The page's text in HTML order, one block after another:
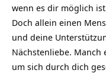
wenn es dir möglich
Doch allein einen
und deine
Nächstenliebe.
um sich durch dich